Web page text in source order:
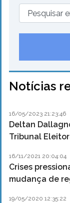
Notícias
16/05/2023 21:23:46
Deltan
Tribunal
16/11/2021 20:04:04
Crises
mudança de
19/05/2020 12:35:22